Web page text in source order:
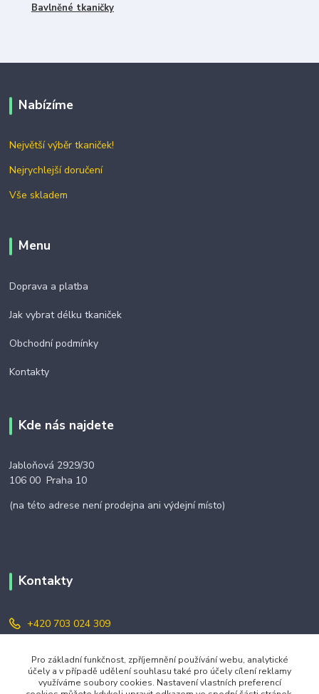
Bavlněné tkaničky
Nabízíme
Největší výběr tkaniček!
Nejrychlejší doručení
Vše skladem
Menu
Doprava a platba
Jak vybrat délku tkaniček
Obchodní podmínky
Kontakty
Kde nás najdete
Jabloňová 2929/30
106 00 Praha 10
(na této adrese není prodejna ani výdejní místo)
Kontakty
+420 703 024 309
objednavky@zavazuj.cz
Pro základní funkčnost, zpříjemnění používání webu, analytické
účely a v případě udělení souhlasu také pro účely cílení reklamy
využíváme soubory cookies. Nastavení vlastních preferencí